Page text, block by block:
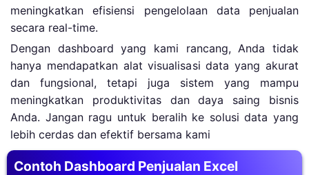
meningkatkan efisiensi pengelolaan data penjualan
secara real-time.
Dengan dashboard yang kami rancang, Anda tidak
hanya mendapatkan alat visualisasi data yang akurat
dan fungsional, tetapi juga sistem yang mampu
meningkatkan produktivitas dan daya saing bisnis
Anda. Jangan ragu untuk beralih ke solusi data yang
lebih cerdas dan efektif bersama kami
Contoh Dashboard Penjualan Excel